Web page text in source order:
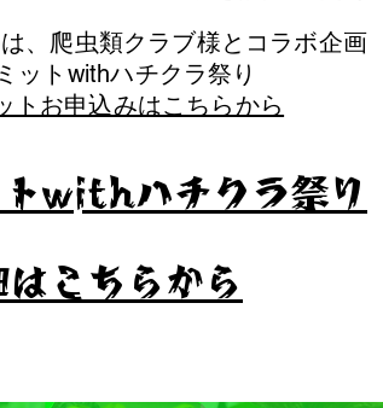
、爬虫類クラブ様とコラボ企画
ットwithハチクラ祭り
トお申込みはこちらから
withハチクラ祭り
はこちらから